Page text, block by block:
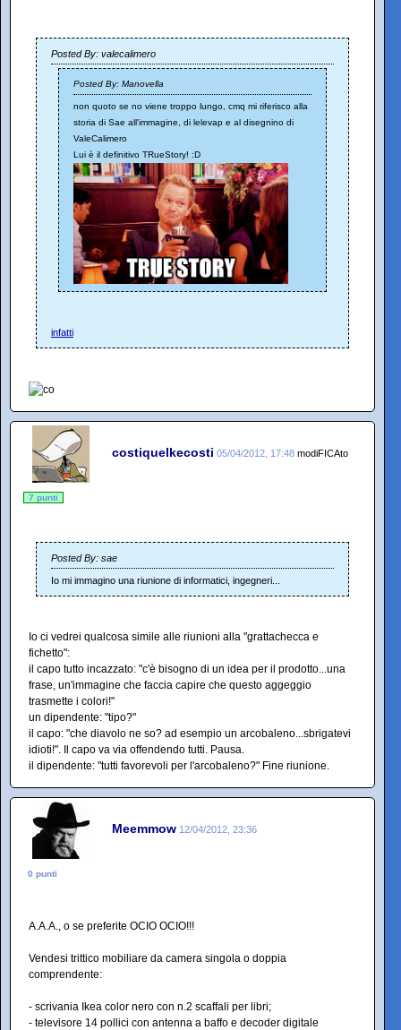
Posted By: valecalimero
Posted By: Manovella
non quoto se no viene troppo lungo, cmq mi riferisco alla
storia di Sae all'immagine, di lelevap e al disegnino di
ValeCalimero
Lui è il definitivo TRueStory! :D
infatti
costiquelkecosti 05/04/2012, 17:48 modiFICAto
7 punti
Posted By: sae
Io mi immagino una riunione di informatici, ingegneri...
Io ci vedrei qualcosa simile alle riunioni alla "grattachecca e
fichetto":
il capo tutto incazzato: "c'è bisogno di un idea per il prodotto...una
frase, un'immagine che faccia capire che questo aggeggio
trasmette i colori!"
un dipendente: "tipo?"
il capo: "che diavolo ne so? ad esempio un arcobaleno...sbrigatevi
idioti!". Il capo va via offendendo tutti. Pausa.
il dipendente: "tutti favorevoli per l'arcobaleno?" Fine riunione.
Meemmow 12/04/2012, 23:36
0 punti
A.A.A., o se preferite OCIO OCIO!!!
Vendesi trittico mobiliare da camera singola o doppia
comprendente:
- scrivania Ikea color nero con n.2 scaffali per libri;
- televisore 14 pollici con antenna a baffo e decoder digitale